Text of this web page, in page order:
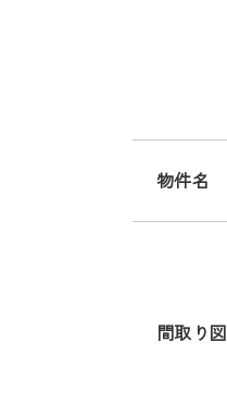
物件名
間取り図